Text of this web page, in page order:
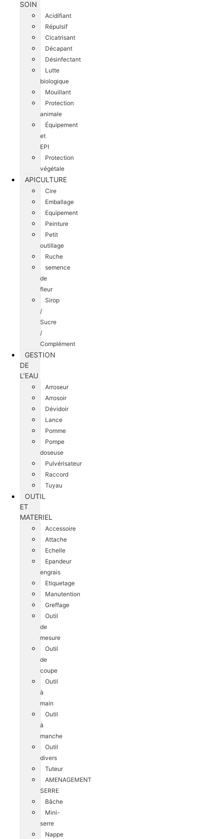
SOIN
Acidifiant
Répulsif
Cicatrisant
Décapant
Désinfectant
Lutte
biologique
Mouillant
Protection
animale
Équipement
et
EPI
Protection
végétale
APICULTURE
Cire
Emballage
Equipement
Peinture
Petit
outillage
Ruche
semence
de
fleur
Sirop
/
Sucre
/
Complément
GESTION
DE
L’EAU
Arroseur
Arrosoir
Dévidoir
Lance
Pomme
Pompe
doseuse
Pulvérisateur
Raccord
Tuyau
OUTIL
ET
MATERIEL
Accessoire
Attache
Echelle
Epandeur
engrais
Etiquetage
Manutention
Greffage
Outil
de
mesure
Outil
de
coupe
Outil
à
main
Outil
à
manche
Outil
divers
Tuteur
AMENAGEMENT
SERRE
Bâche
Mini-
serre
Nappe